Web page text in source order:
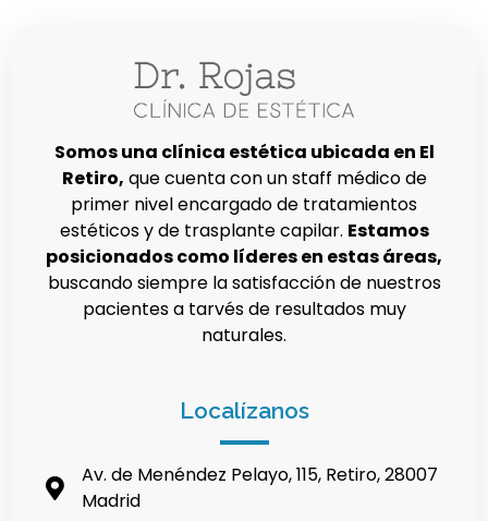
Somos una clínica estética ubicada en El
Retiro, que cuenta con un staff médico de
primer nivel encargado de tratamientos
estéticos y de trasplante capilar. Estamos
posicionados como líderes en estas áreas,
buscando siempre la satisfacción de nuestros
pacientes a tarvés de resultados muy
naturales.
Localízanos
Av. de Menéndez Pelayo, 115, Retiro, 28007
Madrid